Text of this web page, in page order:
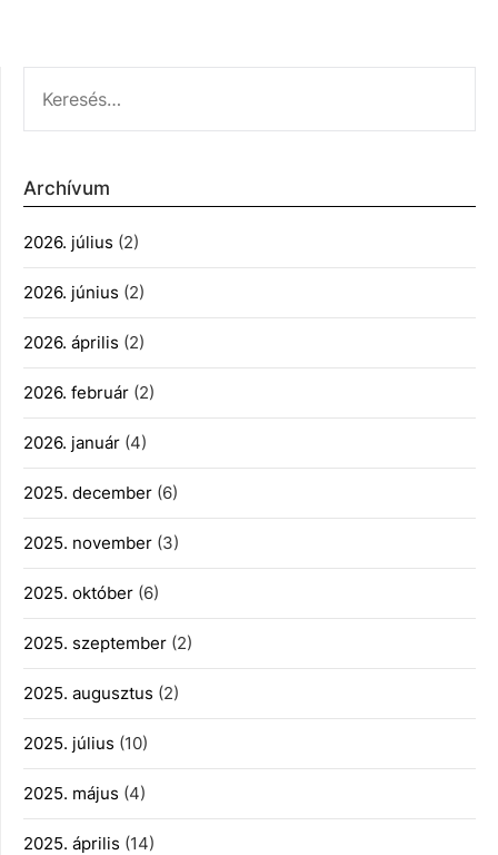
Archívum
2026. július (2)
2026. június (2)
2026. április (2)
2026. február (2)
2026. január (4)
2025. december (6)
2025. november (3)
2025. október (6)
2025. szeptember (2)
2025. augusztus (2)
2025. július (10)
2025. május (4)
2025. április (14)